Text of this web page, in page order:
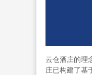
云仓酒庄的理
庄已构建了基